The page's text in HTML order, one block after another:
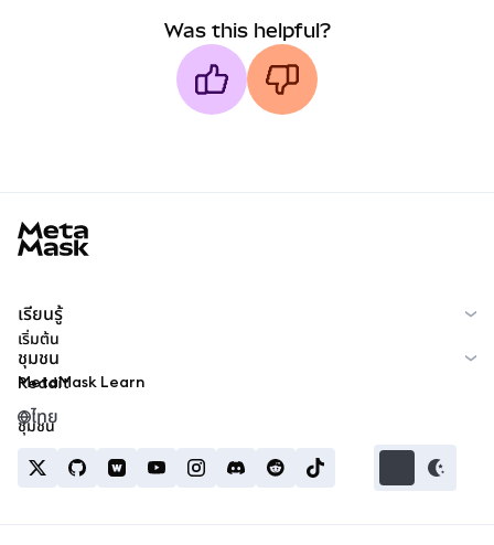
Was this helpful?
เรียนรู้
เริ่มต้น
MetaMask Learn
ชุมชน
Reddit
ชุมชน
ไทย